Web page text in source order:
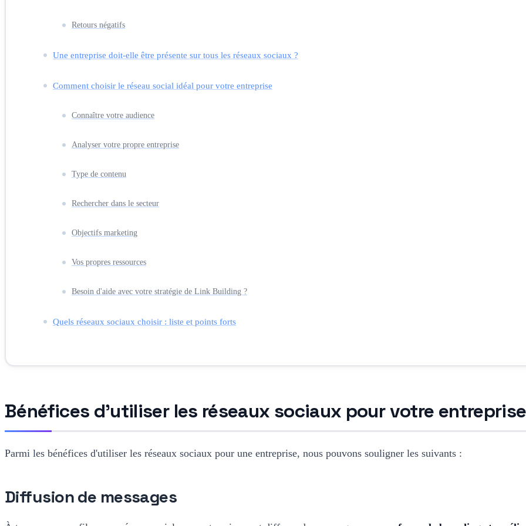
Retours négatifs
Une entreprise doit-elle être présente sur tous les réseaux sociaux ?
Comment choisir le réseau social idéal pour votre entreprise
Connaître votre audience
Analyser votre propre entreprise
Type de contenu
Rechercher dans le secteur
Objectifs marketing
Vos propres ressources
Besoin d'aide avec votre stratégie de Link Building ?
Quels réseaux sociaux choisir : liste et points forts
Bénéfices d'utiliser les réseaux sociaux pour votre entreprise
Parmi les bénéfices d'utiliser les réseaux sociaux pour une entreprise, nous pouvons souligner les suivants :
Diffusion de messages